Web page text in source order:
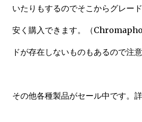
いたりもするのでそこからグレー
安く購入できます。（
ドが存在しないものもあるので注意
その他各種製品がセール中です。